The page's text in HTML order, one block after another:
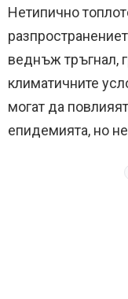
Нетипично
веднъж тръгнал,
климатичните
могат да
епидемията, но